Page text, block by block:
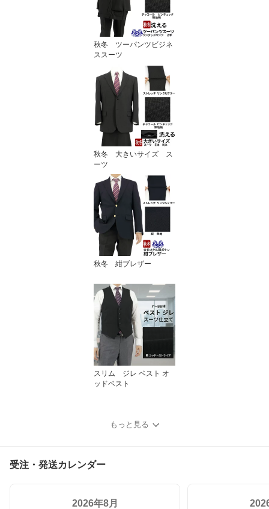
秋冬 ツーパンツビジネ
ススーツ
秋冬 大きいサイズ ス
ーツ
秋冬 紺ブレザー
スリム ジレ ベスト オ
ッドベスト
もっと見る
受注・発送カレンダー
2026年8月